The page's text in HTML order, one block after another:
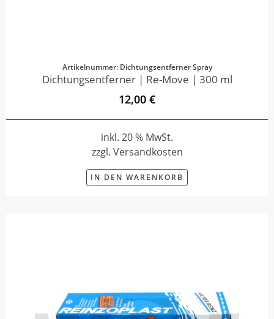
Artikelnummer: Dichtungsentferner Spray
Dichtungsentferner | Re-Move | 300 ml
12,00 €
inkl. 20 % MwSt.
zzgl. Versandkosten
IN DEN WARENKORB